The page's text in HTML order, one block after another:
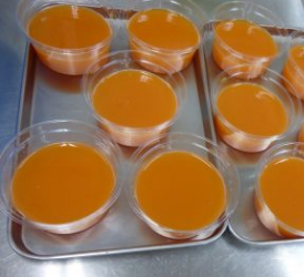
テ
レ
「ア
イ
チ
ャ
ン
ネ
ル」
の
「#
楽
し
い
料
理」